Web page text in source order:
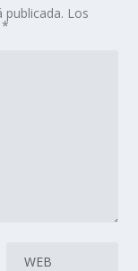
Los
*